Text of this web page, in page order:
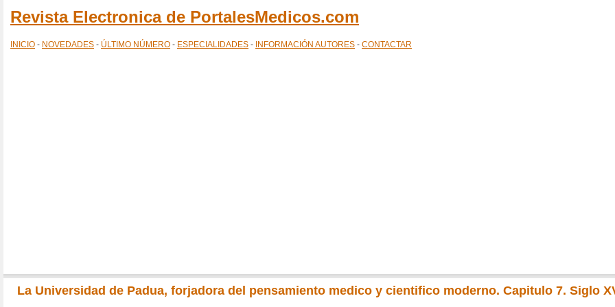
Revista Electronica de PortalesMedicos.com
INICIO - NOVEDADES - ÚLTIMO NÚMERO - ESPECIALIDADES - INFORMACIÓN AUTORES - CONTACTAR
La Universidad de Padua, forjadora del pensamiento medico y cientifico moderno. Capitulo 7. Siglo